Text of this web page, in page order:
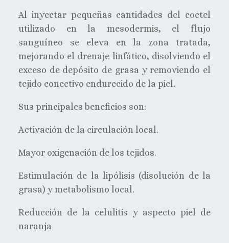
Al inyectar pequeñas cantidades del coctel
utilizado en la mesodermis, el flujo
sanguíneo se eleva en la zona tratada,
mejorando el drenaje linfático, disolviendo el
exceso de depósito de grasa y removiendo el
tejido conectivo endurecido de la piel.
Sus principales beneficios son:
Activación de la circulación local.
Mayor oxigenación de los tejidos.
Estimulación de la lipólisis (disolución de la
grasa) y metabolismo local.
Reducción de la celulitis y aspecto piel de
naranja